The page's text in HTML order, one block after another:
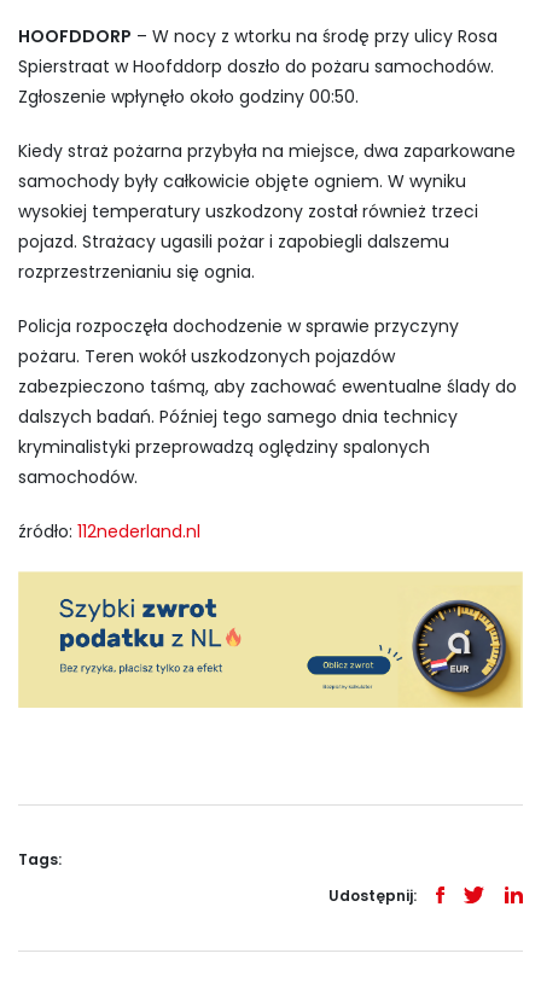
HOOFDDORP – W nocy z wtorku na środę przy ulicy Rosa
Spierstraat w Hoofddorp doszło do pożaru samochodów.
Zgłoszenie wpłynęło około godziny 00:50.
Kiedy straż pożarna przybyła na miejsce, dwa zaparkowane
samochody były całkowicie objęte ogniem. W wyniku
wysokiej temperatury uszkodzony został również trzeci
pojazd. Strażacy ugasili pożar i zapobiegli dalszemu
rozprzestrzenianiu się ognia.
Policja rozpoczęła dochodzenie w sprawie przyczyny
pożaru. Teren wokół uszkodzonych pojazdów
zabezpieczono taśmą, aby zachować ewentualne ślady do
dalszych badań. Później tego samego dnia technicy
kryminalistyki przeprowadzą oględziny spalonych
samochodów.
źródło: 112nederland.nl
Tags:
Udostępnij: